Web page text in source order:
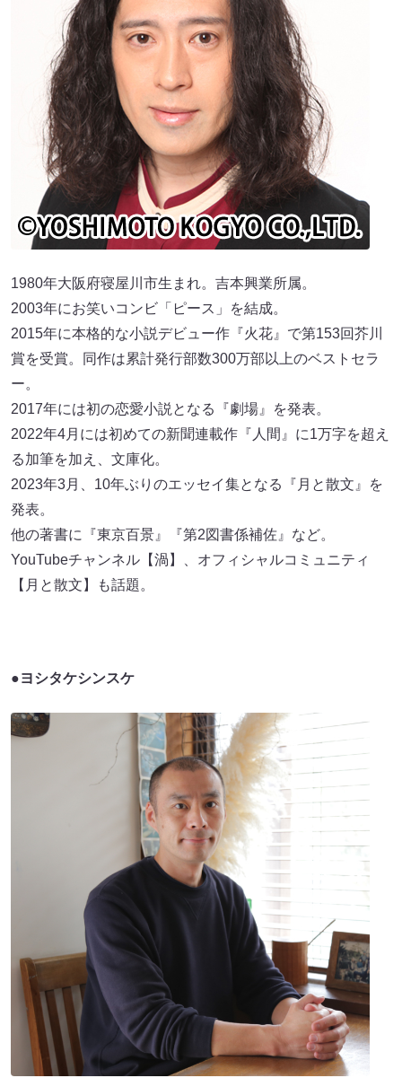
1980年大阪府寝屋川市生まれ。吉本興業所属。
2003年にお笑いコンビ「ピース」を結成。
2015年に本格的な小説デビュー作『火花』で第153回芥川
賞を受賞。同作は累計発行部数300万部以上のベストセラ
ー。
2017年には初の恋愛小説となる『劇場』を発表。
2022年4月には初めての新聞連載作『人間』に1万字を超え
る加筆を加え、文庫化。
2023年3月、10年ぶりのエッセイ集となる『月と散文』を
発表。
他の著書に『東京百景』『第2図書係補佐』など。
YouTubeチャンネル【渦】、オフィシャルコミュニティ
【月と散文】も話題。
●ヨシタケシンスケ